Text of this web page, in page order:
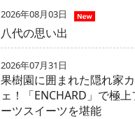
2026年08月03日
八代の思い出
2026年07月31日
果樹園に囲まれた隠れ家
ェ！「ENCHARD」で極
ーツスイーツを堪能